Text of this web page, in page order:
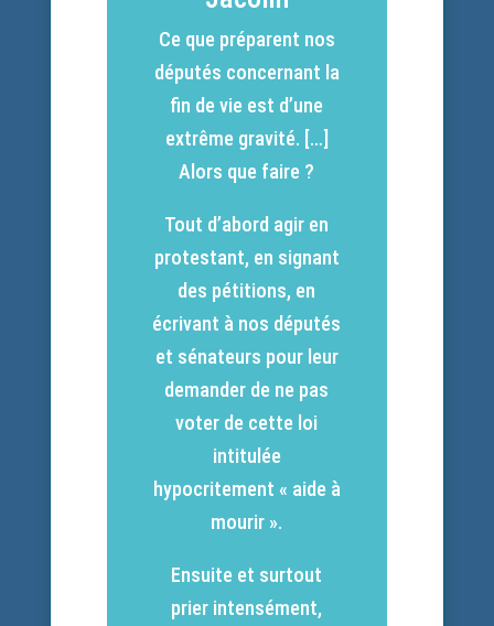
Ce que préparent nos
députés concernant la
fin de vie est d’une
extrême gravité. […]
Alors que faire ?
Tout d’abord agir en
protestant, en signant
des pétitions, en
écrivant à nos députés
et sénateurs pour leur
demander de ne pas
voter de cette loi
intitulée
hypocritement « aide à
mourir ».
Ensuite et surtout
prier intensément,